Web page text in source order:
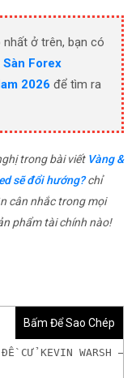
ở trên, bạn có
Sàn Forex
2026 để tìm ra
trong bài viết Vàng &
sẽ đổi hướng?chỉ
cân nhắc trong mọi
phẩm tài chính nào!
Bấm Để Sao Chép
CỬ KEVIN WARSH –